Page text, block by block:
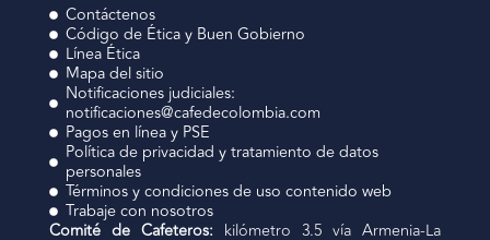
Contáctenos
Código de Ética y Buen Gobierno
Línea Ética
Mapa del sitio
Notificaciones judiciales:
notificaciones@cafedecolombia.com
Pagos en línea y PSE
Política de privacidad y tratamiento de datos
personales
Términos y condiciones de uso contenido web
Trabaje con nosotros
Comité de Cafeteros: kilómetro 3.5 vía Armenia-La